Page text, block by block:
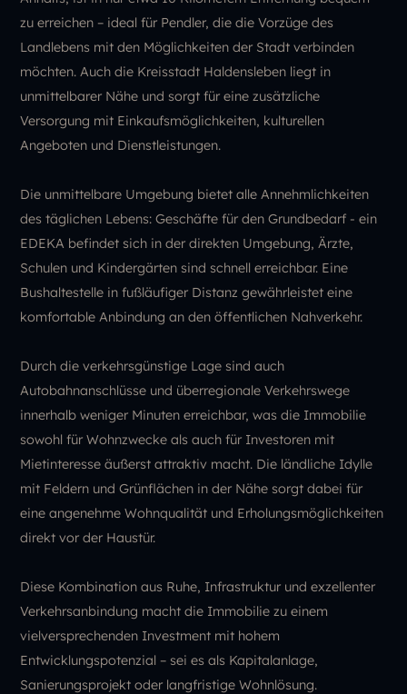
zu erreichen – ideal für Pendler, die die Vorzüge des
Landlebens mit den Möglichkeiten der Stadt verbinden
möchten. Auch die Kreisstadt Haldensleben liegt in
unmittelbarer Nähe und sorgt für eine zusätzliche
Versorgung mit Einkaufsmöglichkeiten, kulturellen
Angeboten und Dienstleistungen.
Die unmittelbare Umgebung bietet alle Annehmlichkeiten
des täglichen Lebens: Geschäfte für den Grundbedarf - ein
EDEKA befindet sich in der direkten Umgebung, Ärzte,
Schulen und Kindergärten sind schnell erreichbar. Eine
Bushaltestelle in fußläufiger Distanz gewährleistet eine
komfortable Anbindung an den öffentlichen Nahverkehr.
Durch die verkehrsgünstige Lage sind auch
Autobahnanschlüsse und überregionale Verkehrswege
innerhalb weniger Minuten erreichbar, was die Immobilie
sowohl für Wohnzwecke als auch für Investoren mit
Mietinteresse äußerst attraktiv macht. Die ländliche Idylle
mit Feldern und Grünflächen in der Nähe sorgt dabei für
eine angenehme Wohnqualität und Erholungsmöglichkeiten
direkt vor der Haustür.
Diese Kombination aus Ruhe, Infrastruktur und exzellenter
Verkehrsanbindung macht die Immobilie zu einem
vielversprechenden Investment mit hohem
Entwicklungspotenzial – sei es als Kapitalanlage,
Sanierungsprojekt oder langfristige Wohnlösung.